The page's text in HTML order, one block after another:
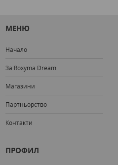
МЕНЮ
Начало
За Roxyma Dream
Магазини
Партньорство
Контакти
ПРОФИЛ